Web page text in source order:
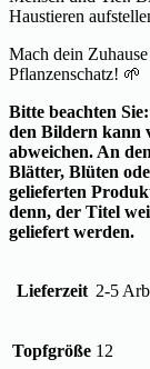
Haustieren
Mach dein
Pflanzenschatz! 🌱
Bitte beachten
den Bildern kann
abweichen. An
Blätter, Blüten
gelieferten
denn, der Titel
geliefert werden.
Lieferzeit 2-5
Topfgröße 12